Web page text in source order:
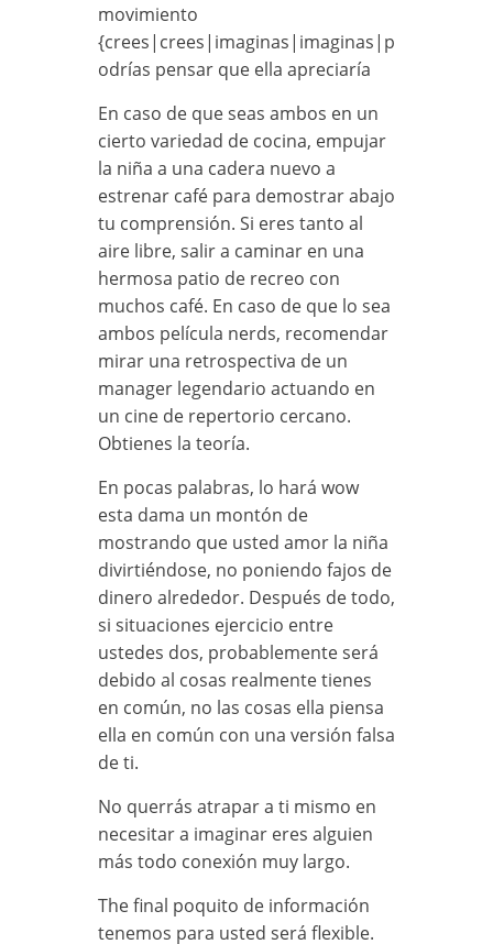
movimiento
{crees|crees|imaginas|imaginas|p
odrías pensar que ella apreciaría
En caso de que seas ambos en un
cierto variedad de cocina, empujar
la niña a una cadera nuevo a
estrenar café para demostrar abajo
tu comprensión. Si eres tanto al
aire libre, salir a caminar en una
hermosa patio de recreo con
muchos café. En caso de que lo sea
ambos película nerds, recomendar
mirar una retrospectiva de un
manager legendario actuando en
un cine de repertorio cercano.
Obtienes la teoría.
En pocas palabras, lo hará wow
esta dama un montón de
mostrando que usted amor la niña
divirtiéndose, no poniendo fajos de
dinero alrededor. Después de todo,
si situaciones ejercicio entre
ustedes dos, probablemente será
debido al cosas realmente tienes
en común, no las cosas ella piensa
ella en común con una versión falsa
de ti.
No querrás atrapar a ti mismo en
necesitar a imaginar eres alguien
más todo conexión muy largo.
The final poquito de información
tenemos para usted será flexible.